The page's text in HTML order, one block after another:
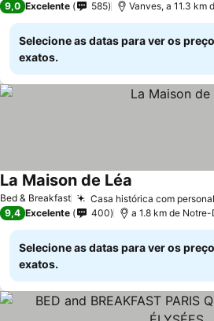
9,0 Excelente 585 Vanves, a 11.3 km
Selecione as datas para ver os
exatos.
Bed & Breakfast Casa histórica com
La Maison de Léa
9,4 Excelente 400 a 1.8 km de
Selecione as datas para ver os
exatos.